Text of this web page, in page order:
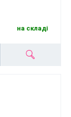
на складі